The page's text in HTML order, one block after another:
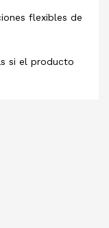
flexibles de
si el producto